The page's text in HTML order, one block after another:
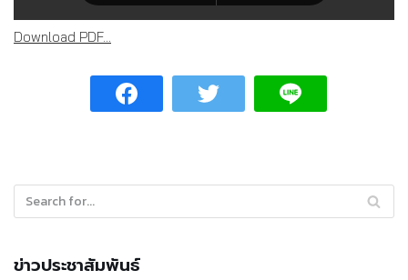
Download PDF...
ข่าวประชาสัมพันธ์